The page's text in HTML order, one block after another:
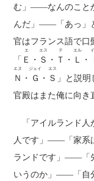
む」――なんのこと
んだ」――「あっ」
官はフランス語で
「 Ｅ
エ
・ Ｓ
エス
・ Ｔ
テ
・ Ｌ
エル
・
Ｎ
エヌ
・ Ｇ
ジェイ
・ Ｓ
エス
」と説
官殿はまた俺に向き
「アイルランド
人です」――「家系
ランドです」――「
いうのか」――「自